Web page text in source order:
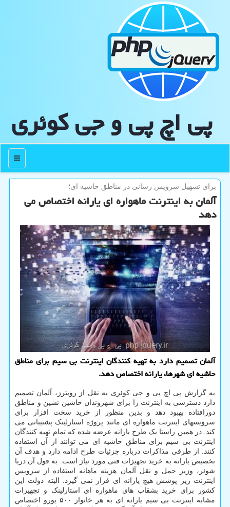
پی اچ پی و جی كوئری
منو
برای تسهیل سرویس رسانی در مناطق حاشیه ای؛
آلمان به اینترنت ماهواره ای یارانه اختصاص می
دهد
آلمان تصمیم دارد به تهیه کنندگان اینترنت بی سیم برای مناطق
حاشیه ای شهرها، یارانه اختصاص دهد.
به گزارش پی اچ پی و جی کوئری به نقل از رویترز، آلمان تصمیم
دارد دسترسی به اینترنت را برای شهروندان حاشین نشین و مناطق
دورافتاده بهبود دهد و بدین منظور از خرید سخت افزار برای
سرویسهای اینترنت ماهواره ای مانند پروژه استارلینک پشتیبانی می
کند. در همین راستا یک طرح یارانه عرضه شده که تمام تهیه کنندگان
اینترنت بی سیم برای مناطق حاشیه ای می توانند از آن استفاده
کنند. از طرفی مذاکرات درباره جزئیات طرح ادامه دارد و هدف آن
تخصیص یارانه به خرید تجهیزات فنی مورد نیاز است. به قول آن دریا
شوئر، وزیر حمل و نقل آلمان هزینه ماهانه استفاده از سرویس
اینترنت زیر پوشش هیچ یارانه ای قرار نمی گیرد. البته دولت این
کشور برای خرید بشقاب های ماهواره ای استارلینک و تجهیزات
مشابه اینترنت بی سیم یارانه ای به هر خانوار ۵۰۰ یورو اختصاص